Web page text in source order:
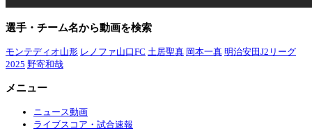
選手・チーム名から動画を検索
モンテディオ山形 レノファ山口FC 土居聖真 岡本一真 明治安田J2リーグ
2025 野寄和哉
メニュー
ニュース動画
ライブスコア・試合速報